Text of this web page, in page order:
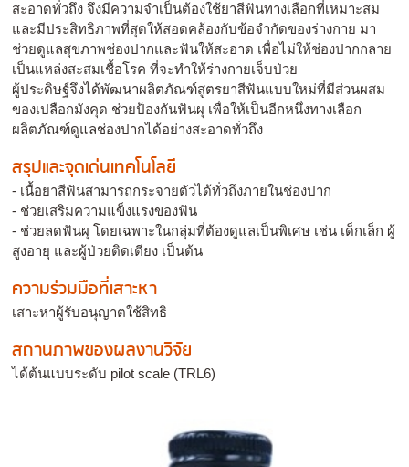
สะอาดทั่วถึง จึงมีความจำเป็นต้องใช้ยาสีฟันทางเลือกที่เหมาะสม
และมีประสิทธิภาพที่สุดให้สอดคล้องกับข้อจำกัดของร่างกาย มา
ช่วยดูแลสุขภาพช่องปากและฟันให้สะอาด เพื่อไม่ให้ช่องปากกลาย
เป็นแหล่งสะสมเชื้อโรค ที่จะทำให้ร่างกายเจ็บป่วย
ผู้ประดิษฐ์จึงได้พัฒนาผลิตภัณฑ์สูตรยาสีฟันแบบใหม่ที่มีส่วนผสม
ของเปลือกมังคุด ช่วยป้องกันฟันผุ เพื่อให้เป็นอีกหนึ่งทางเลือก
ผลิตภัณฑ์ดูแลช่องปากได้อย่างสะอาดทั่วถึง
สรุปและจุดเด่นเทคโนโลยี
- เนื้อยาสีฟันสามารถกระจายตัวได้ทั่วถึงภายในช่องปาก
- ช่วยเสริมความแข็งแรงของฟัน
- ช่วยลดฟันผุ โดยเฉพาะในกลุ่มที่ต้องดูแลเป็นพิเศษ เช่น เด็กเล็ก ผู้
สูงอายุ และผู้ป่วยติดเตียง เป็นต้น
ความร่วมมือที่เสาะหา
เสาะหาผู้รับอนุญาตใช้สิทธิ
สถานภาพของผลงานวิจัย
ได้ต้นแบบระดับ pilot scale (TRL6)